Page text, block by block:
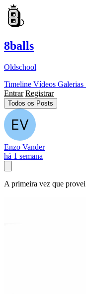
8balls
Oldschool
Timeline Vídeos Galerias
Entrar Registrar
Todos os Posts
Enzo Vander
há 1 semana
A primeira vez que